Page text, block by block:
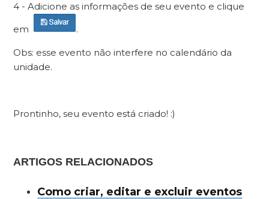
4 - Adicione as informações de seu evento e clique
em
.
Obs: esse evento não interfere no calendário da
unidade.
Prontinho, seu evento está criado! :)
ARTIGOS RELACIONADOS
Como criar, editar e excluir eventos